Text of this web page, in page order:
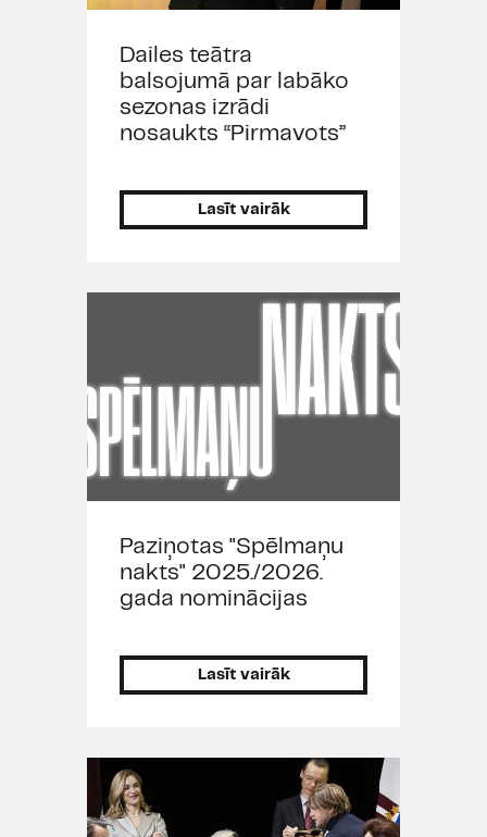
Dailes teātra
balsojumā par labāko
sezonas izrādi
nosaukts “Pirmavots”
Lasīt vairāk
Paziņotas "Spēlmaņu
nakts" 2025./2026.
gada nominācijas
Lasīt vairāk